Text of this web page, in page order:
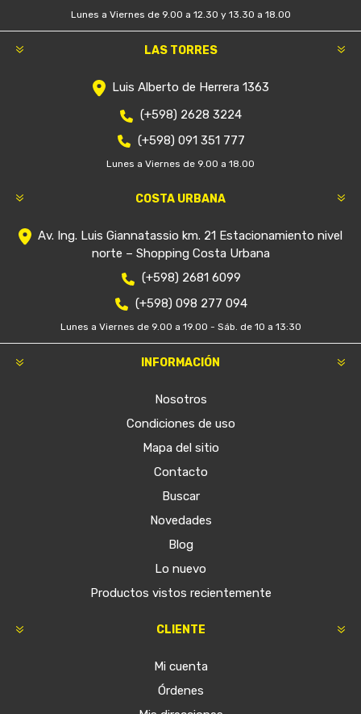
Lunes a Viernes de 9.00 a 12.30 y 13.30 a 18.00
LAS TORRES
Luis Alberto de Herrera 1363
(+598) 2628 3224
(+598) 091 351 777
Lunes a Viernes de 9.00 a 18.00
COSTA URBANA
Av. Ing. Luis Giannatassio km. 21 Estacionamiento nivel
norte – Shopping Costa Urbana
(+598) 2681 6099
(+598) 098 277 094
Lunes a Viernes de 9.00 a 19.00 - Sáb. de 10 a 13:30
INFORMACIÓN
Nosotros
Condiciones de uso
Mapa del sitio
Contacto
Buscar
Novedades
Blog
Lo nuevo
Productos vistos recientemente
CLIENTE
Mi cuenta
Órdenes